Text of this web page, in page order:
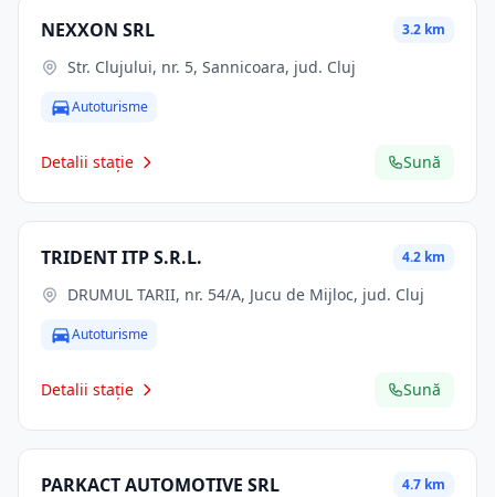
NEXXON SRL 3.2 km
Str. Clujului, nr. 5, Sannicoara, jud. Cluj
Autoturisme
Detalii stație Sună
TRIDENT ITP S.R.L. 4.2 km
DRUMUL TARII, nr. 54/A, Jucu de Mijloc, jud. Cluj
Autoturisme
Detalii stație Sună
PARKACT AUTOMOTIVE SRL 4.7 km